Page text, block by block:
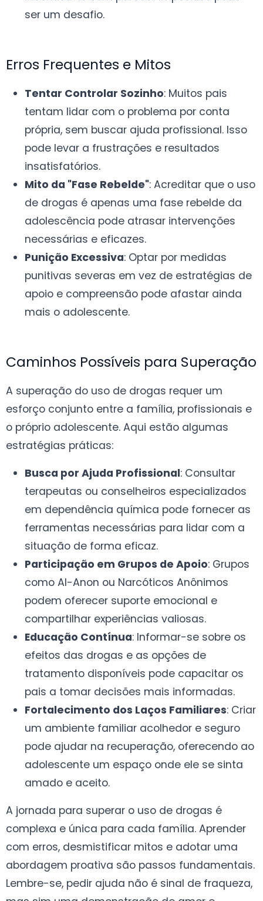
ser um desafio.
Erros Frequentes e Mitos
Tentar Controlar Sozinho: Muitos pais
tentam lidar com o problema por conta
própria, sem buscar ajuda profissional. Isso
pode levar a frustrações e resultados
insatisfatórios.
Mito da "Fase Rebelde": Acreditar que o uso
de drogas é apenas uma fase rebelde da
adolescência pode atrasar intervenções
necessárias e eficazes.
Punição Excessiva: Optar por medidas
punitivas severas em vez de estratégias de
apoio e compreensão pode afastar ainda
mais o adolescente.
Caminhos Possíveis para Superação
A superação do uso de drogas requer um
esforço conjunto entre a família, profissionais e
o próprio adolescente. Aqui estão algumas
estratégias práticas:
Busca por Ajuda Profissional: Consultar
terapeutas ou conselheiros especializados
em dependência química pode fornecer as
ferramentas necessárias para lidar com a
situação de forma eficaz.
Participação em Grupos de Apoio: Grupos
como Al-Anon ou Narcóticos Anônimos
podem oferecer suporte emocional e
compartilhar experiências valiosas.
Educação Contínua: Informar-se sobre os
efeitos das drogas e as opções de
tratamento disponíveis pode capacitar os
pais a tomar decisões mais informadas.
Fortalecimento dos Laços Familiares: Criar
um ambiente familiar acolhedor e seguro
pode ajudar na recuperação, oferecendo ao
adolescente um espaço onde ele se sinta
amado e aceito.
A jornada para superar o uso de drogas é
complexa e única para cada família. Aprender
com erros, desmistificar mitos e adotar uma
abordagem proativa são passos fundamentais.
Lembre-se, pedir ajuda não é sinal de fraqueza,